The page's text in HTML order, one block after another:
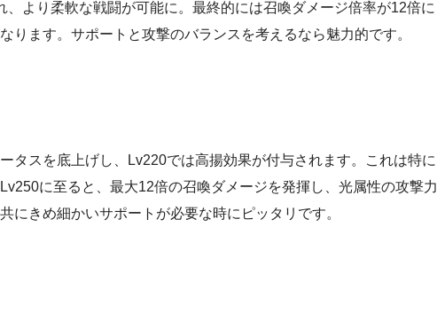
、より柔軟な戦闘が可能に。最終的には召喚ダメージ倍率が12倍に
ります。サポートと攻撃のバランスを考えるなら魅力的です。
タスを底上げし、Lv220では高揚効果が付与されます。これは特に
に至ると、最大12倍の召喚ダメージを発揮し、光属性の攻撃力
にきめ細かいサポートが必要な時にピッタリです。